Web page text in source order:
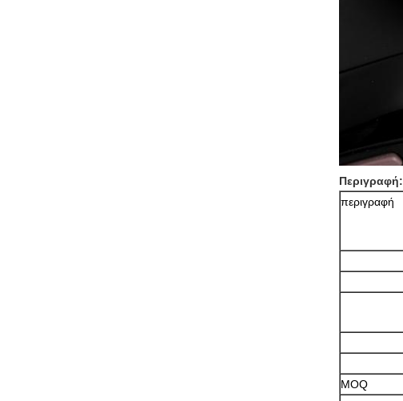
Περιγραφή:
περιγραφή
MOQ